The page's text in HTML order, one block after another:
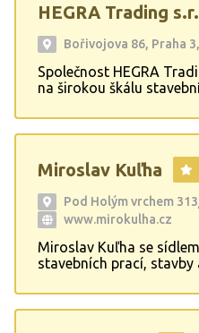
451 475 nebo napište
krásného dne Zdeněk
HEGRA Trading
Bořivojova 86, Praha
Společnost HEGRA
na širokou škálu
jakékoli terénní úpravy.
profesionální malování,
stavby před nežádoucí
služby také v oblasti
zahradních domků a
estetice venkovních
Miroslav Kuľha
Pod Holým vrchem
www.mirokulha.cz
Miroslav Kuľha se
stavebních prací, stavby
obkladačských prací a
bytových jader,